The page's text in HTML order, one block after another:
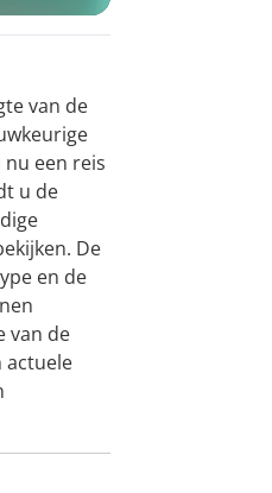
van de
een reis
u de
De
en de
van de
actuele